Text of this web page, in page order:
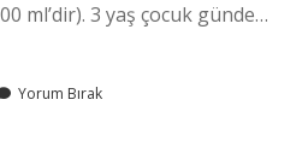
ml’dir). 3 yaş çocuk günde…
Yorum Bırak